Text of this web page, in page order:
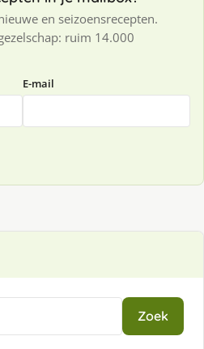
en seizoensrecepten.
ruim 14.000
E-mail
Zoek